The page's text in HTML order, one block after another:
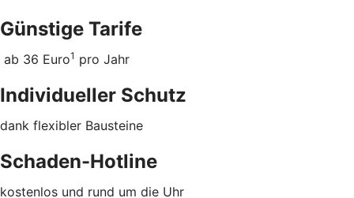
Günstige Tarife
ab 36 Euro1 pro Jahr
Individueller Schutz
dank flexibler Bausteine
Schaden-Hotline
kostenlos und rund um die Uhr